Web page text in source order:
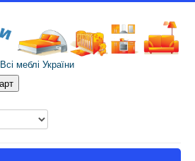
Всі меблі України